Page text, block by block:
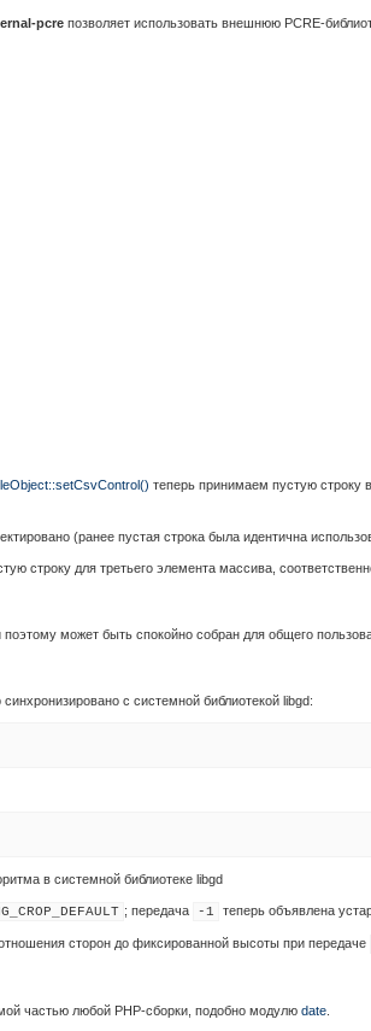
pcre позволяет использовать внешнюю PCRE-
теперь принимаем пустую строку
(ранее пустая строка была идентична
строку для третьего элемента массива,
поэтому может быть спокойно собран для общего
с системной библиотекой libgd:
в системной библиотеке libgd
; передача -1 теперь объявлена
сторон до фиксированной высоты при передаче
частью любой PHP-сборки, подобно модулю date